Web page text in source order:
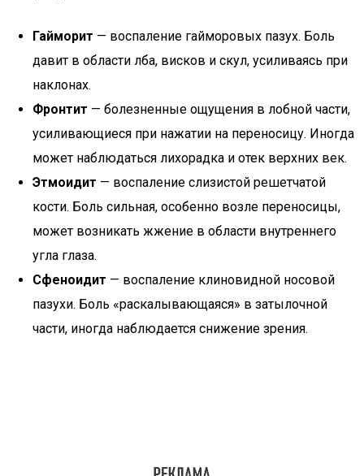
Гайморит — воспаление гайморовых пазух. Боль
давит в области лба, висков и скул, усиливаясь при
наклонах.
Фронтит — болезненные ощущения в лобной части,
усиливающиеся при нажатии на переносицу. Иногда
может наблюдаться лихорадка и отек верхних век.
Этмоидит — воспаление слизистой решетчатой
кости. Боль сильная, особенно возле переносицы,
может возникать жжение в области внутреннего
угла глаза.
Сфеноидит — воспаление клиновидной носовой
пазухи. Боль «раскалывающаяся» в затылочной
части, иногда наблюдается снижение зрения.